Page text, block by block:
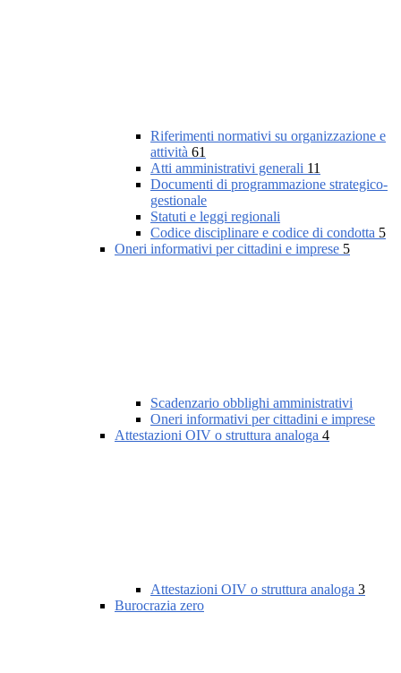
Riferimenti normativi su organizzazione e
attività 61
Atti amministrativi generali 11
Documenti di programmazione strategico-
gestionale
Statuti e leggi regionali
Codice disciplinare e codice di condotta 5
Oneri informativi per cittadini e imprese 5
Scadenzario obblighi amministrativi
Oneri informativi per cittadini e imprese
Attestazioni OIV o struttura analoga 4
Attestazioni OIV o struttura analoga 3
Burocrazia zero